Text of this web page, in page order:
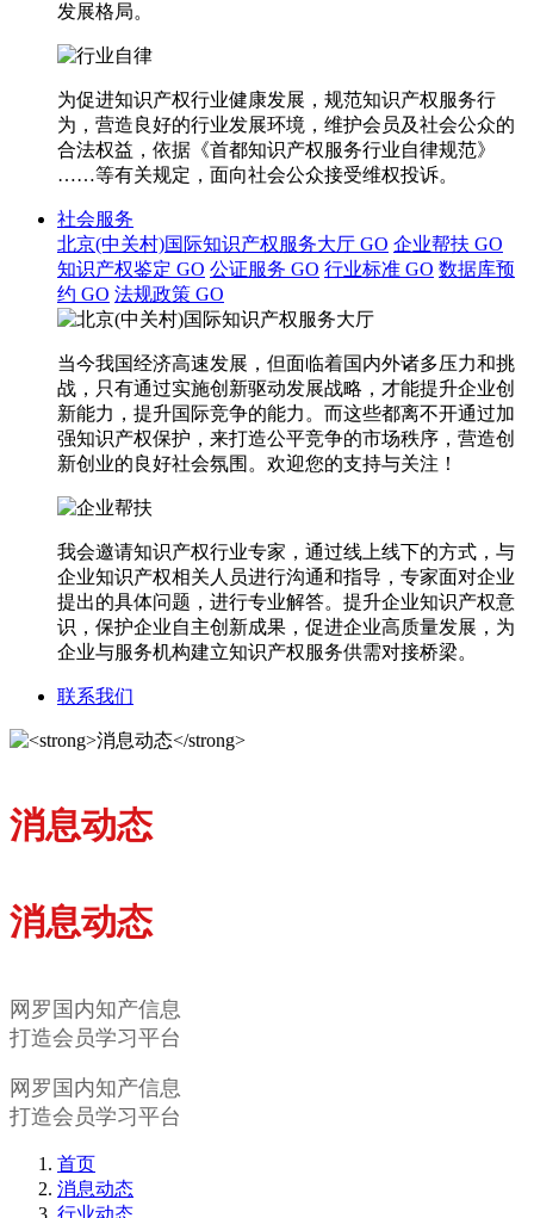
发展格局。
为促进知识产权行业健康发展，规范知识产权服务行
为，营造良好的行业发展环境，维护会员及社会公众的
合法权益，依据《首都知识产权服务行业自律规范》
……等有关规定，面向社会公众接受维权投诉。
社会服务
北京(中关村)国际知识产权服务大厅 GO 企业帮扶 GO
知识产权鉴定 GO 公证服务 GO 行业标准 GO 数据库预
约 GO 法规政策 GO
当今我国经济高速发展，但面临着国内外诸多压力和挑
战，只有通过实施创新驱动发展战略，才能提升企业创
新能力，提升国际竞争的能力。而这些都离不开通过加
强知识产权保护，来打造公平竞争的市场秩序，营造创
新创业的良好社会氛围。欢迎您的支持与关注！
我会邀请知识产权行业专家，通过线上线下的方式，与
企业知识产权相关人员进行沟通和指导，专家面对企业
提出的具体问题，进行专业解答。提升企业知识产权意
识，保护企业自主创新成果，促进企业高质量发展，为
企业与服务机构建立知识产权服务供需对接桥梁。
联系我们
消息动态
消息动态
网罗国内知产信息
打造会员学习平台
网罗国内知产信息
打造会员学习平台
首页
消息动态
行业动态